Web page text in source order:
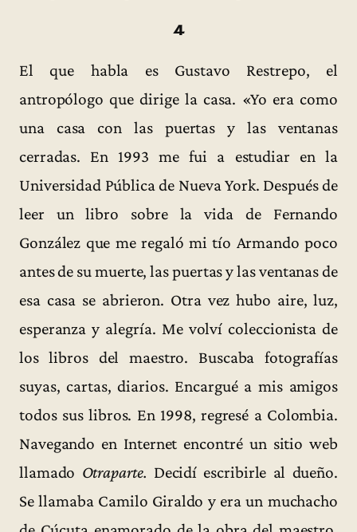
4
El que habla es Gustavo Restrepo, el
antropólogo que dirige la casa. «Yo era como
una casa con las puertas y las ventanas
cerradas. En 1993 me fui a estudiar en la
Universidad Pública de Nueva York. Después de
leer un libro sobre la vida de Fernando
González que me regaló mi tío Armando poco
antes de su muerte, las puertas y las ventanas de
esa casa se abrieron. Otra vez hubo aire, luz,
esperanza y alegría. Me volví coleccionista de
los libros del maestro. Buscaba fotografías
suyas, cartas, diarios. Encargué a mis amigos
todos sus libros. En 1998, regresé a Colombia.
Navegando en Internet encontré un sitio web
llamado Otraparte. Decidí escribirle al dueño.
Se llamaba Camilo Giraldo y era un muchacho